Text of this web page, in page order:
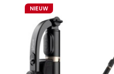
NIEUW